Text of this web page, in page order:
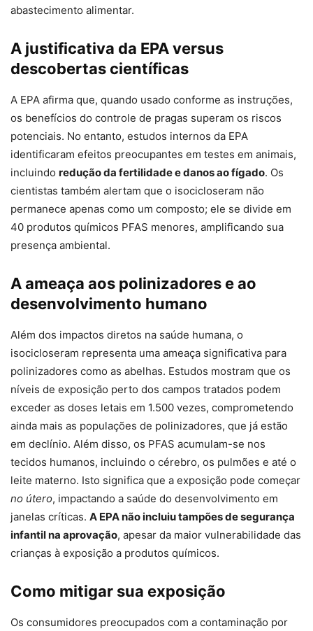
abastecimento alimentar.
A justificativa da EPA versus
descobertas científicas
A EPA afirma que, quando usado conforme as instruções,
os benefícios do controle de pragas superam os riscos
potenciais. No entanto, estudos internos da EPA
identificaram efeitos preocupantes em testes em animais,
incluindo redução da fertilidade e danos ao fígado. Os
cientistas também alertam que o isocicloseram não
permanece apenas como um composto; ele se divide em
40 produtos químicos PFAS menores, amplificando sua
presença ambiental.
A ameaça aos polinizadores e ao
desenvolvimento humano
Além dos impactos diretos na saúde humana, o
isocicloseram representa uma ameaça significativa para
polinizadores como as abelhas. Estudos mostram que os
níveis de exposição perto dos campos tratados podem
exceder as doses letais em 1.500 vezes, comprometendo
ainda mais as populações de polinizadores, que já estão
em declínio. Além disso, os PFAS acumulam-se nos
tecidos humanos, incluindo o cérebro, os pulmões e até o
leite materno. Isto significa que a exposição pode começar
no útero, impactando a saúde do desenvolvimento em
janelas críticas. A EPA não incluiu tampões de segurança
infantil na aprovação, apesar da maior vulnerabilidade das
crianças à exposição a produtos químicos.
Como mitigar sua exposição
Os consumidores preocupados com a contaminação por